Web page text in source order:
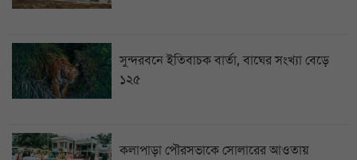
সুন্দরবনে ইতিবাচক বার্তা, বাঘের সংখ্যা বেড়ে
১২৫
কলাপাড়া পৌরসভাকে সোলারের আওতায়